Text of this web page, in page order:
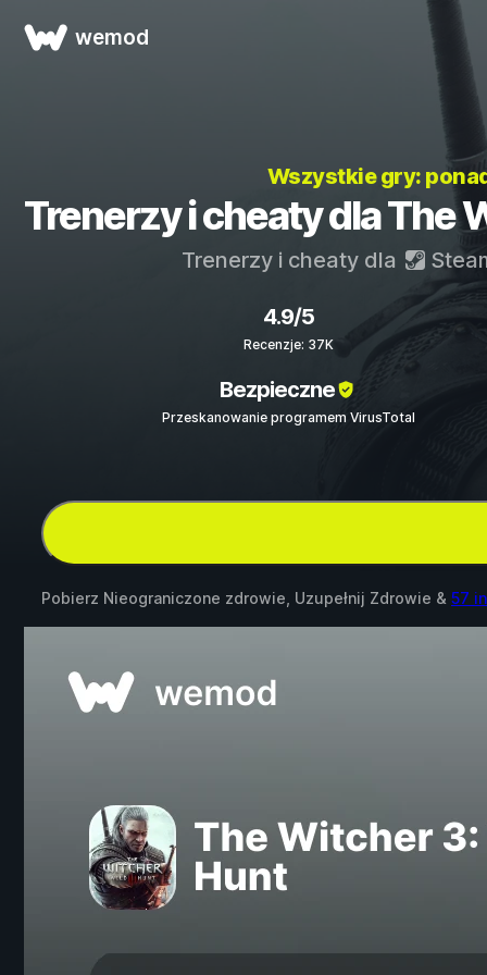
wemod
Wszystkie gry:
Trenerzy i cheaty dla The
Trenerzy i cheaty dla
4.9/5
Recenzje: 37K
Bezpieczne
Przeskanowanie programem VirusTotal
Pobierz Nieograniczone zdrowie, Uzupełnij Zdrowie & 57